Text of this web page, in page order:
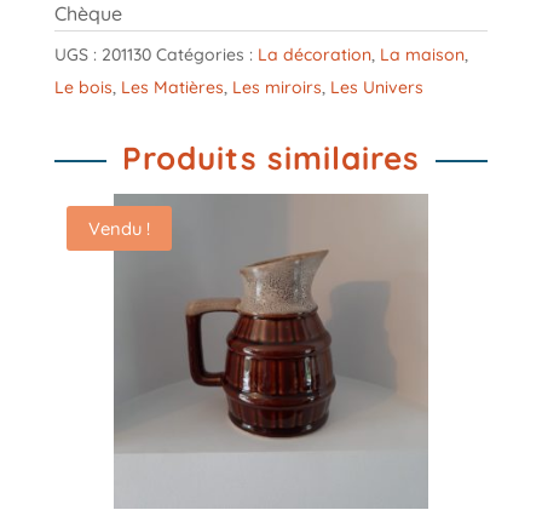
Chèque
UGS : 201130 Catégories : La décoration, La maison,
Le bois, Les Matières, Les miroirs, Les Univers
Produits similaires
Vendu !